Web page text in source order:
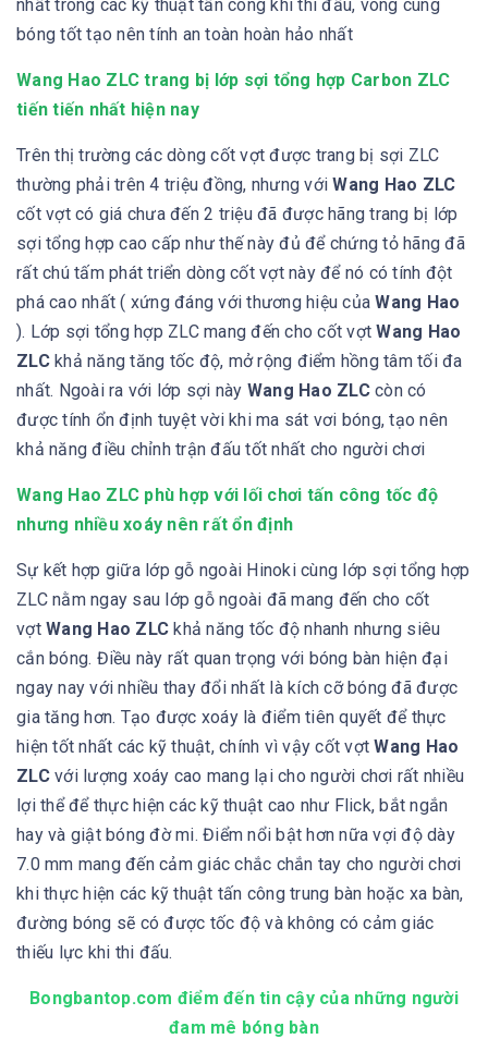
nhất trong các kỹ thuật tấn công khi thi đấu, vòng cùng
bóng tốt tạo nên tính an toàn hoàn hảo nhất
Wang Hao ZLC trang bị lớp sợi tổng hợp Carbon ZLC
tiến tiến nhất hiện nay
Trên thị trường các dòng cốt vợt được trang bị sợi ZLC
thường phải trên 4 triệu đồng, nhưng vớiWang Hao ZLC
cốt vợt có giá chưa đến 2 triệu đã được hãng trang bị lớp
sợi tổng hợp cao cấp như thế này đủ để chứng tỏ hãng đã
rất chú tấm phát triển dòng cốt vợt này để nó có tính đột
phá cao nhất ( xứng đáng với thương hiệu củaWang Hao
). Lớp sợi tổng hợp ZLC mang đến cho cốt vợtWang Hao
ZLCkhả năng tăng tốc độ, mở rộng điểm hồng tâm tối đa
nhất. Ngoài ra với lớp sợi này Wang Hao ZLCcòn có
được tính ổn định tuyệt vời khi ma sát vơi bóng, tạo nên
khả năng điều chỉnh trận đấu tốt nhất cho người chơi
Wang Hao ZLC phù hợp với lối chơi tấn công tốc độ
nhưng nhiều xoáy nên rất ổn định
Sự kết hợp giữa lớp gỗ ngoài Hinoki cùng lớp sợi tổng hợp
ZLC nằm ngay sau lớp gỗ ngoài đã mang đến cho cốt
vợt Wang Hao ZLC khả năng tốc độ nhanh nhưng siêu
cắn bóng. Điều này rất quan trọng với bóng bàn hiện đại
ngay nay với nhiều thay đổi nhất là kích cỡ bóng đã được
gia tăng hơn. Tạo được xoáy là điểm tiên quyết để thực
hiện tốt nhất các kỹ thuật, chính vì vậy cốt vợtWang Hao
ZLCvới lượng xoáy cao mang lại cho người chơi rất nhiều
lợi thể để thực hiện các kỹ thuật cao như Flick, bắt ngắn
hay và giật bóng đờ mi. Điểm nổi bật hơn nữa vợi độ dày
7.0 mm mang đến cảm giác chắc chắn tay cho người chơi
khi thực hiện các kỹ thuật tấn công trung bàn hoặc xa bàn,
đường bóng sẽ có được tốc độ và không có cảm giác
thiếu lực khi thi đấu.
Bongbantop.com điểm đến tin cậy của những người
đam mê bóng bàn